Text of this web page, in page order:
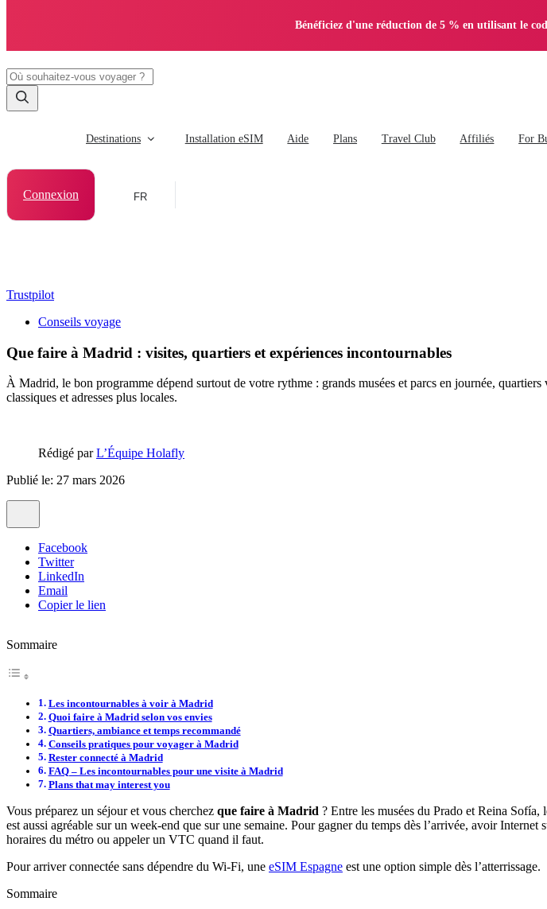
Bénéficiez d'une réduction de 5 % en utilisant le
Destinations Installation eSIM Aide Plans Travel Club Affiliés For
Connexion FR
Trustpilot
Conseils voyage
Que faire à Madrid : visites, quartiers et expériences incontournables
À Madrid, le bon programme dépend surtout de votre rythme : grands musées et parcs en journée,
classiques et adresses plus locales.
Rédigé parL’Équipe Holafly
Publié le: 27 mars 2026
Facebook
Twitter
LinkedIn
Email
Copier le lien
Sommaire
Les incontournables à voir à Madrid
Quoi faire à Madrid selon vos envies
Quartiers, ambiance et temps recommandé
Conseils pratiques pour voyager à Madrid
Rester connecté à Madrid
FAQ – Les incontournables pour une visite à Madrid
Plans that may interest you
Vous préparez un séjour et vous cherchez que faire à Madrid ? Entre les musées du Prado et Reina Sofía,
est aussi agréable sur un week-end que sur une semaine. Pour gagner du temps dès l’arrivée, avoir
horaires du métro ou appeler un VTC quand il faut.
Pour arriver connectée sans dépendre du Wi-Fi, une eSIM Espagne est une option simple dès l’atterrissage.
Sommaire